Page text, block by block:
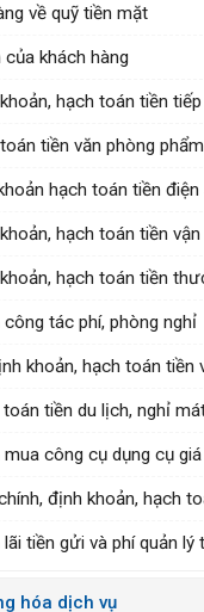
về quỹ tiền mặt
khách hàng
hạch toán tiền
tiền văn phòng phẩm
hạch toán tiền điện
hạch toán tiền vận
hạch toán tiền
tác phí, phòng nghỉ
khoản, hạch toán tiền
tiền du lịch, nghỉ
công cụ dụng cụ
định khoản, hạch
tiền gửi và phí quản lý
hóa dịch vụ